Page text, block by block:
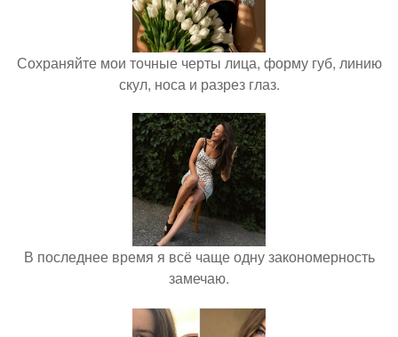
Сохраняйте мои точные черты лица, форму губ, линию
скул, носа и разрез глаз.
В последнее время я всё чаще одну закономерность
замечаю.